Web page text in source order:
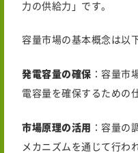
力の供給力」です。
容量市場の基本概念は以
発電容量の確保 ：容量市
電容量を確保するための
市場原理の活用 ：容量の
メカニズムを通じて行わ